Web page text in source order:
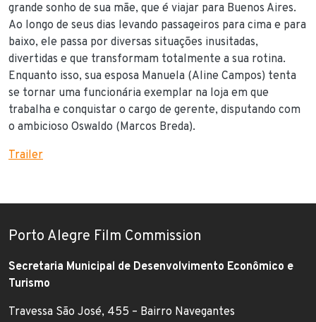
grande sonho de sua mãe, que é viajar para Buenos Aires.
Ao longo de seus dias levando passageiros para cima e para
baixo, ele passa por diversas situações inusitadas,
divertidas e que transformam totalmente a sua rotina.
Enquanto isso, sua esposa Manuela (Aline Campos) tenta
se tornar uma funcionária exemplar na loja em que
trabalha e conquistar o cargo de gerente, disputando com
o ambicioso Oswaldo (Marcos Breda).
Trailer
Porto Alegre Film Commission
Secretaria Municipal de Desenvolvimento Econômico e
Turismo
Travessa São José, 455 – Bairro Navegantes